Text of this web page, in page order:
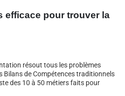
efficace pour trouver la
résout tous les problèmes
Bilans de Compétences traditionnels
des 10 à 50 métiers faits pour